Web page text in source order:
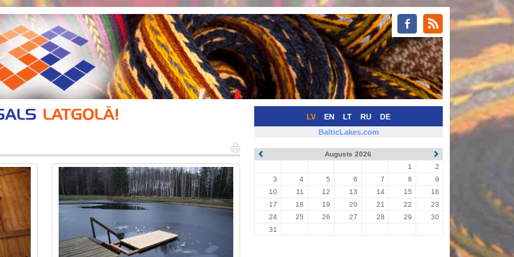
LV EN LT RU DE
BalticLakes.com
Augusts 2026
1
2
3
4 5 6 7 8
9
10
11 12 13 14 15
16
17
18 19 20 21 22
23
24
25 26 27 28 29
30
31